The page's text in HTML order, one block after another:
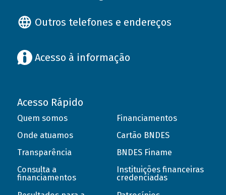
Outros telefones e endereços
Acesso à informação
Acesso Rápido
Quem somos
Onde atuamos
Transparência
Consulta a
financiamentos
Financiamentos
Cartão BNDES
BNDES Finame
Instituições financeiras
credenciadas